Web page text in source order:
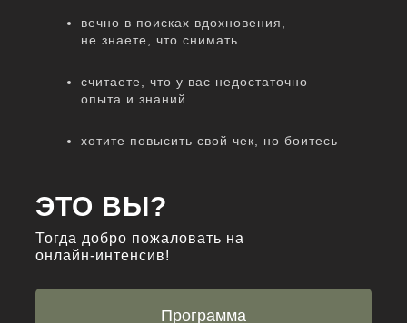
ЭТО ВЫ?
Тогда добро пожаловать на
онлайн-интенсив!
Программа
вечно в поисках вдохновения,
не знаете, что снимать
хотите повысить свой чек, но боитесь
считаете, что у вас недостаточно
опыта и знаний